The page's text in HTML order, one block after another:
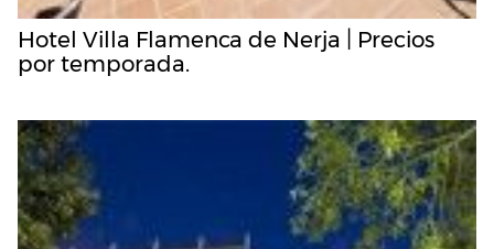
Hotel Villa Flamenca de Nerja | Precios
por temporada.